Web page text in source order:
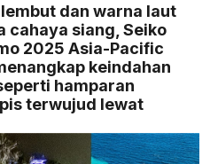
dan warna laut
cahaya siang, Seiko
2025 Asia-Pacific
keindahan
hamparan
terwujud lewat